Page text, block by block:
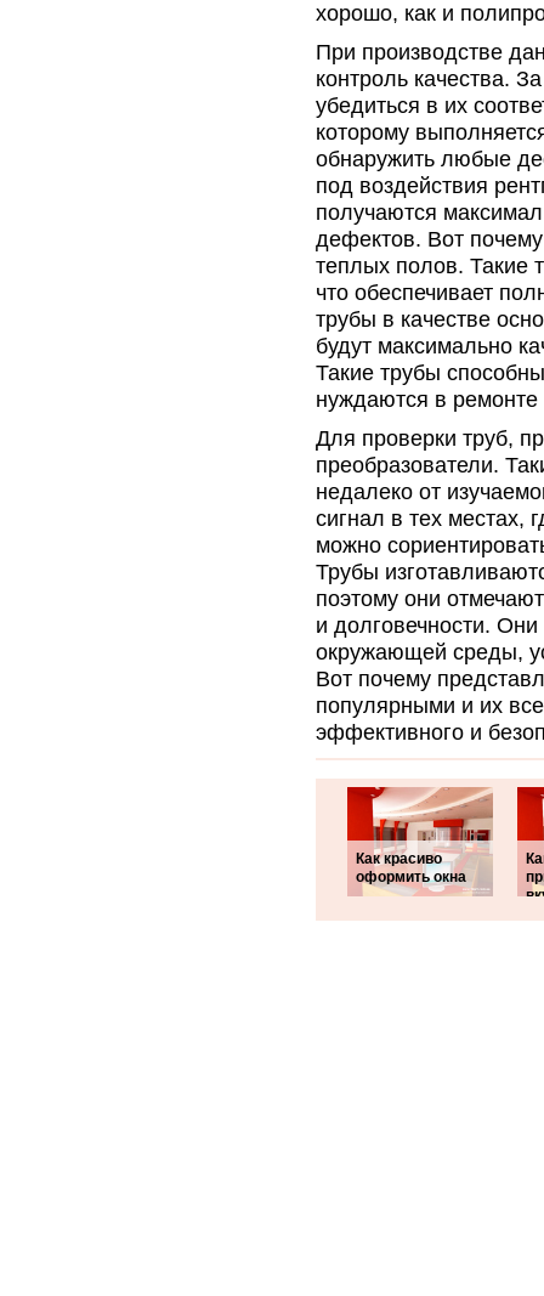
хорошо, как и
При производстве
контроль качества.
убедиться в их
которому
обнаружить любые
под воздействия
получаются
дефектов. Вот
теплых полов. Такие
что обеспечивает
трубы в качестве
будут максимально
Такие трубы
нуждаются в
Для проверки труб,
преобразователи.
недалеко от
сигнал в тех местах,
можно
Трубы
поэтому они
и долговечности.
окружающей среды,
Вот почему
популярными и их
эффективного и
Как красиво
оформить окна